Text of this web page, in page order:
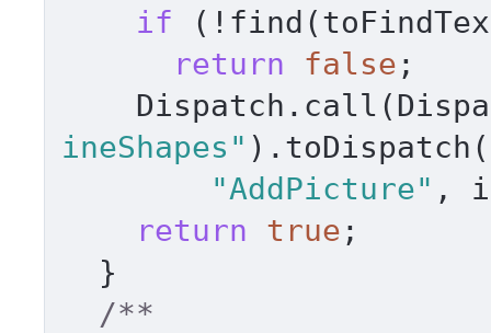
if
return
false ;
ineShapes"
"AddPicture" ,
return
true ;
/**